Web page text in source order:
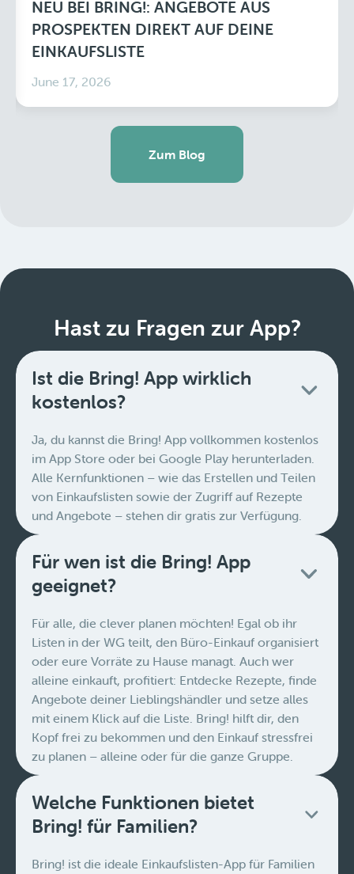
NEU BEI BRING!: ANGEBOTE AUS
PROSPEKTEN DIREKT AUF DEINE
EINKAUFSLISTE
June 17, 2026
Zum Blog
Hast zu Fragen zur App?
Ist die Bring! App wirklich
kostenlos?
Ja, du kannst die Bring! App vollkommen kostenlos
im App Store oder bei Google Play herunterladen.
Alle Kernfunktionen – wie das Erstellen und Teilen
von Einkaufslisten sowie der Zugriff auf Rezepte
und Angebote – stehen dir gratis zur Verfügung.
Für wen ist die Bring! App
geeignet?
Für alle, die clever planen möchten! Egal ob ihr
Listen in der WG teilt, den Büro-Einkauf organisiert
oder eure Vorräte zu Hause managt. Auch wer
alleine einkauft, profitiert: Entdecke Rezepte, finde
Angebote deiner Lieblingshändler und setze alles
mit einem Klick auf die Liste. Bring! hilft dir, den
Kopf frei zu bekommen und den Einkauf stressfrei
zu planen – alleine oder für die ganze Gruppe.
Welche Funktionen bietet
Bring! für Familien?
Bring! ist die ideale Einkaufslisten-App für Familien